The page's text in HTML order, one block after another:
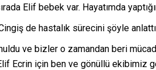
Elif bebek var. Hayatımda
de hastalık sürecini şöyle
ve bizler o zamandan beri
Ecrin için ben ve gönüllü ekibimiz